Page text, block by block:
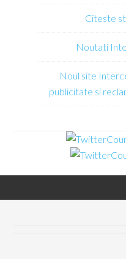
Citeste
Noutati
Noul site
publicitate si